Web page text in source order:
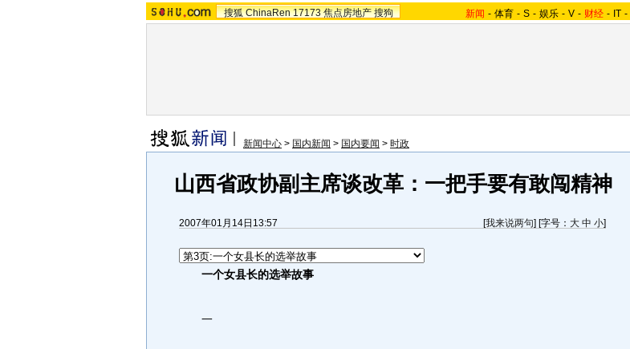
搜狐 ChinaRen 17173 焦点房地产 搜狗 新闻 - 体育 - S - 娱乐 - V - 财经 - IT -
新闻中心 > 国内新闻 > 国内要闻 > 时政
山西省政协副主席谈改革：一把手要有敢闯精神
2007年01月14日13:57 [我来说两句] [字号： 大 中 小]
一个女县长的选举故事
一